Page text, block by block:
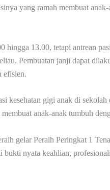
yang ramah membuat
hingga 13.00, tetapi antrean
Pembuatan janji dapat
efisien.
kesehatan gigi anak di
anak-anak tumbuh
gelar Peraih Peringkat 1
nyata keahlian,